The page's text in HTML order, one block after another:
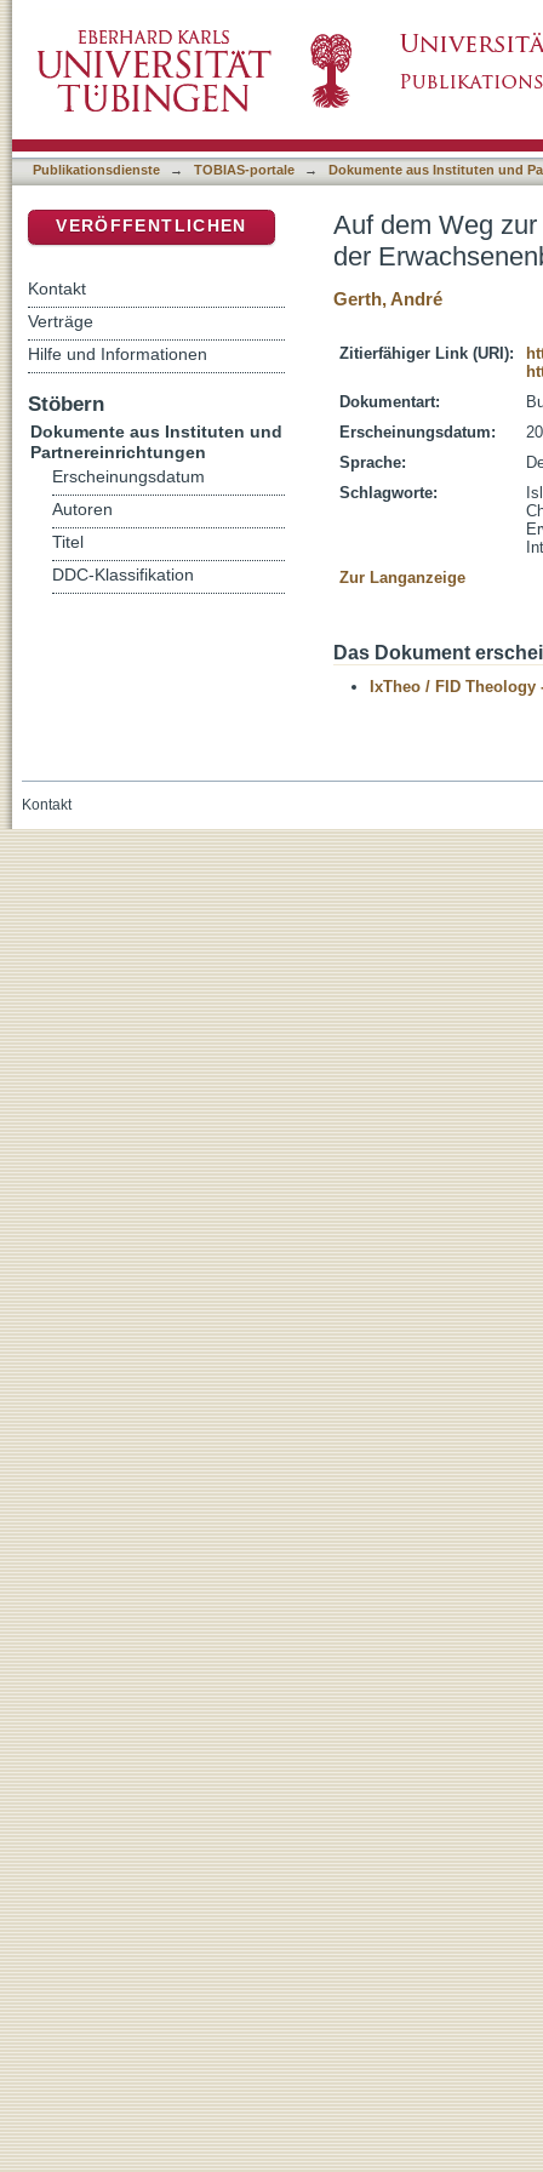
in Akademien
Publikationsdienste → TOBIAS-portale → Dokumente aus Instituten und
Auf dem Weg
der
Gerth, André
Zitierfähiger Link (URI):
Dokumentart:
Erscheinungsdatum:
Sprache:
Schlagworte:
Zur Langanzeige
Das Dokument
IxTheo / FID Theology
VERÖFFENTLICHEN
Kontakt
Verträge
Hilfe und Informationen
Stöbern
Dokumente aus Instituten und
Partnereinrichtungen
Erscheinungsdatum
Autoren
Titel
DDC-Klassifikation
Kontakt